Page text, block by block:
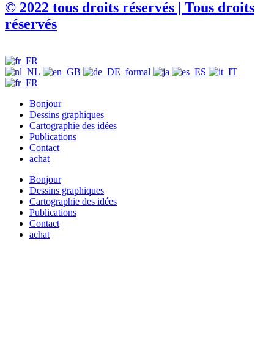
© 2022 tous droits réservés | Tous droits
réservés
Bonjour
Dessins graphiques
Cartographie des idées
Publications
Contact
achat
Bonjour
Dessins graphiques
Cartographie des idées
Publications
Contact
achat